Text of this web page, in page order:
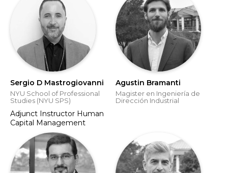
Sergio D Mastrogiovanni
NYU School of Professional
Studies (NYU SPS)
Adjunct Instructor Human
Capital Management
Agustin Bramanti
Magister en Ingeniería de
Dirección Industrial